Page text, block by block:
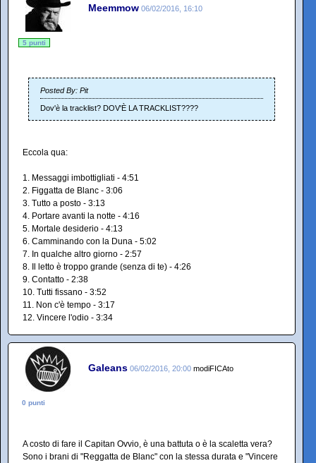
Meemmow 06/02/2016, 16:10
5 punti
Posted By: Pit
Dov'è la tracklist? DOV'È LA TRACKLIST????
Eccola qua:
1. Messaggi imbottigliati - 4:51
2. Figgatta de Blanc - 3:06
3. Tutto a posto - 3:13
4. Portare avanti la notte - 4:16
5. Mortale desiderio - 4:13
6. Camminando con la Duna - 5:02
7. In qualche altro giorno - 2:57
8. Il letto è troppo grande (senza di te) - 4:26
9. Contatto - 2:38
10. Tutti fissano - 3:52
11. Non c'è tempo - 3:17
12. Vincere l'odio - 3:34
Galeans 06/02/2016, 20:00 modiFICAto
0 punti
A costo di fare il Capitan Ovvio, è una battuta o è la scaletta vera?
Sono i brani di "Reggatta de Blanc" con la stessa durata e "Vincere